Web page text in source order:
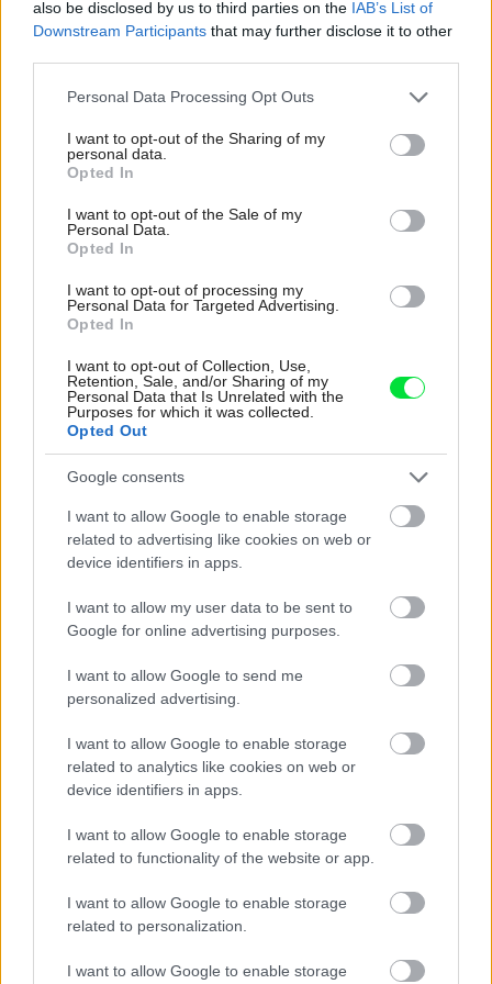
also be disclosed by us to third parties on the IAB’s List of
Downstream Participants that may further disclose it to other
Please note that this website/app uses one or more Google
not limited to your visit or usage behaviour. You may click to
grant or deny consent to Google and its third-party tags to
use your data for below specified purposes in below Google
consent section.
Personal Data Processing Opt Outs
I want to opt-out of the Sharing of my
personal data.
Opted In
I want to opt-out of the Sale of my
Personal Data.
Opted In
I want to opt-out of processing my
Personal Data for Targeted Advertising.
Opted In
I want to opt-out of Collection, Use,
Retention, Sale, and/or Sharing of my
Personal Data that Is Unrelated with the
Purposes for which it was collected.
Opted Out
Google consents
I want to allow Google to enable storage
related to advertising like cookies on web or
device identifiers in apps.
I want to allow my user data to be sent to
Google for online advertising purposes.
I want to allow Google to send me
personalized advertising.
I want to allow Google to enable storage
related to analytics like cookies on web or
device identifiers in apps.
I want to allow Google to enable storage
related to functionality of the website or app.
I want to allow Google to enable storage
related to personalization.
I want to allow Google to enable storage
V dome v lese vyriešili známy problém. Dvaja
spoločný čas
hladšie a pevnejšie. Starý trik z hotelov poznali už
naše babičky
Inšpirácie
jedáleň,kov,červená
Najnovšie príspevky
Re: Takto sa rieši málo úložného miesta. V tomto byte
stačil jeden prvok | Môjdom.sk
používame tyčový ETA Terier…
stačil jeden prvok | Môjdom.sk
Dizajn je to nádherný, tá brezová preglejka a čisté línie vyzerajú super.